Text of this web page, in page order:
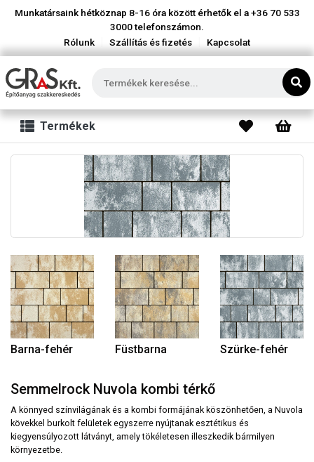
Munkatársaink hétköznap 8-16 óra között érhetők el a+36 70 533
3000telefonszámon.
Rólunk
Szállítás és fizetés Kapcsolat
Termékek
Barna-fehér Füstbarna Szürke-fehér
Semmelrock Nuvola kombi térkő
A könnyed színvilágának és a kombi formájának köszönhetően, a Nuvola
kövekkel burkolt felületek egyszerre nyújtanak esztétikus és
kiegyensúlyozott látványt, amely tökéletesen illeszkedik bármilyen
környezetbe.